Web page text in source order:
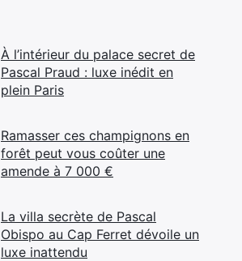
À l’intérieur du palace secret de
Pascal Praud : luxe inédit en
plein Paris
Ramasser ces champignons en
forêt peut vous coûter une
amende à 7 000 €
La villa secrète de Pascal
Obispo au Cap Ferret dévoile un
luxe inattendu